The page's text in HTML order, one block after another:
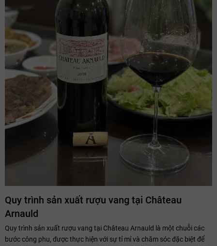
Quy trình sản xuất rượu vang tại Château
Arnauld
Quy trình sản xuất rượu vang tại Château Arnauld là một chuỗi các
bước công phu, được thực hiện với sự tỉ mỉ và chăm sóc đặc biệt để